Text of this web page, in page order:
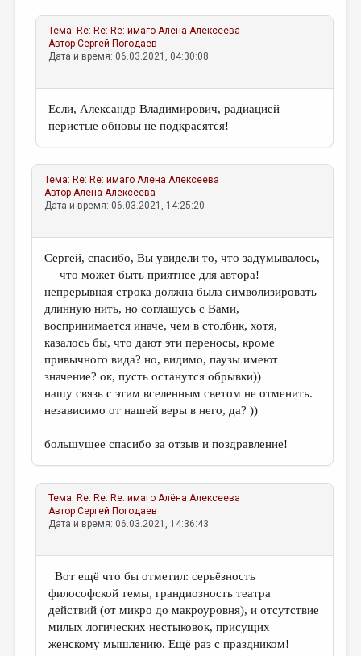
Тема: Re: Re: Re: имаго Алёна Алексеева
АвторСергей Погодаев
Дата и время: 06.03.2021, 04:30:08
Если, Александр Владимирович, радиацией
перистые обновы не подкрасятся!
Тема: Re: Re: имаго Алёна Алексеева
АвторАлёна Алексеева
Дата и время: 06.03.2021, 14:25:20
Сергей, спасибо, Вы увидели то, что задумывалось,
— что может быть приятнее для автора!
непрерывная строка должна была символизировать
длинную нить, но соглашусь с Вами,
воспринимается иначе, чем в столбик, хотя,
казалось бы, что дают эти переносы, кроме
привычного вида? но, видимо, паузы имеют
значение? ок, пусть останутся обрывки))
нашу связь с этим вселенным светом не отменить.
независимо от нашей веры в него, да? ))
большущее спасибо за отзыв и поздравление!
Тема: Re: Re: Re: имаго Алёна Алексеева
АвторСергей Погодаев
Дата и время: 06.03.2021, 14:36:43
Вот ещё что бы отметил: серьёзность
философской темы, грандиозность театра
действий (от микро до макроуровня), и отсутствие
милых логических нестыковок, присущих
женскому мышлению. Ещё раз с праздником!